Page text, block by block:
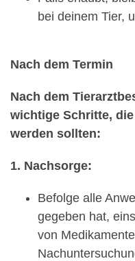
bei deinem Tier,
Nach dem Termin
Nach dem
wichtige Schritte,
werden sollten:
1. Nachsorge:
Befolge alle
gegeben hat,
von